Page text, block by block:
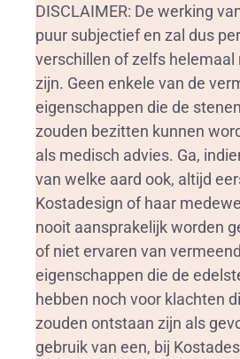
DISCLAIMER: De werking
puur subjectief en zal dus
verschillen of zelfs helemaal
zijn. Geen enkele van de
eigenschappen die de
zouden bezitten kunnen
als medisch advies. Ga,
van welke aard ook, altijd
Kostadesign of haar
nooit aansprakelijk worden
of niet ervaren van
eigenschappen die de
hebben noch voor klachten
zouden ontstaan zijn als
gebruik van een, bij